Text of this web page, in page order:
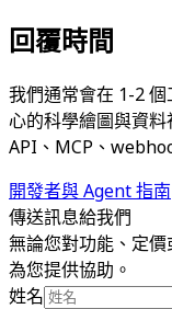
回覆時間
我們通常會在 1-2
心的科學繪圖與資
API、MCP、
開發者與 Agent 指南
傳送訊息給我們
無論您對功能、定
為您提供協助。
姓名